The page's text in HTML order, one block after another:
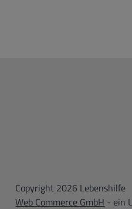
Copyright 2026 Lebenshilfe
Web Commerce GmbH - ein